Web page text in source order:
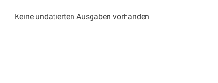
Keine undatierten Ausgaben vorhanden